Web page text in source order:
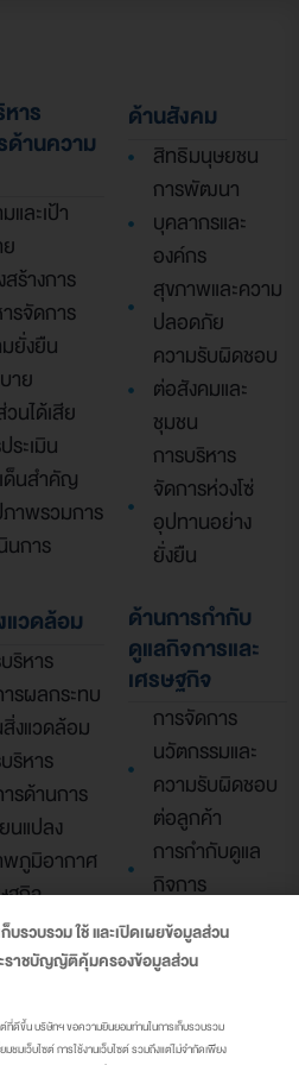
าร
ด้านความ
และเป้า
สร้างการ
รจัดการ
ยั่งยืน
าย
นได้เสีย
ระเมิน
ด็นสำคัญ
าพรวมการ
นการ
ด้านสังคม
สิทธิมนุษยชน
การพัฒนา
บุคลากรและ
องค์กร
สุขภาพและความ
ปลอดภัย
ความรับผิดชอบ
ต่อสังคมและ
ชุมชน
การบริหาร
จัดการห่วงโซ่
อุปทานอย่าง
ยั่งยืน
แวดล้อม
ริหาร
รผลกระทบ
งแวดล้อม
ริหาร
รด้านการ
นแปลง
ภูมิอากาศ
ฐกิจ
วียน
หลาก
ะเอียด
ด้านการกำกับ
ดูแลกิจการและ
เศรษฐกิจ
การจัดการ
นวัตกรรมและ
ความรับผิดชอบ
ต่อลูกค้า
การกำกับดูแล
กิจการ
นโยบาย
สาธารณะ
เสี่ยง
กลยุทธ์ดิจิทัล
รวบรวม ใช้ และเปิดเผยข้อมูลส่วน
ราชบัญญัติคุ้มครองข้อมูลส่วน
ต์ที่ดีขึ้น บริษัทฯ ขอความยินยอมท่านในการเก็บรวบรวม
มชมเว็บไซต์ การใช้งานเว็บไซต์ รวมถึงแต่ไม่จำกัดเพียง